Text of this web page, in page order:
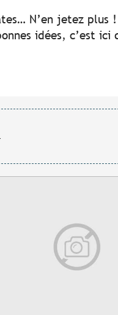
N’en jetez
idées, c’est ici